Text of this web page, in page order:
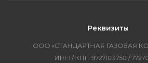
Реквизиты
ООО «СТАНДАРТНАЯ ГАЗОВАЯ
ИНН / КПП 9727103750 /